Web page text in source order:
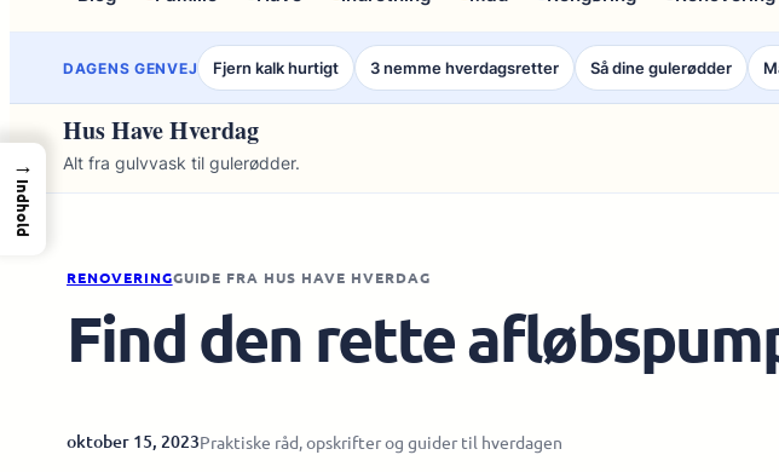
DAGENS GENVEJ Fjern kalk hurtigt 3 nemme hverdagsretter Så dine gulerødder
Hus Have Hverdag
Alt fra gulvvask til gulerødder.
RENOVERINGGUIDE FRA HUS HAVE HVERDAG
Find den rette
oktober 15, 2023Praktiske råd, opskrifter og guider til hverdagen
→
Indhold